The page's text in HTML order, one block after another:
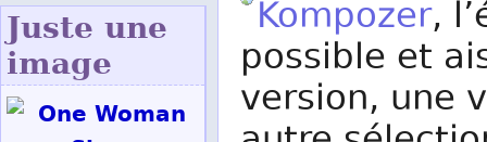
Kompozer,
possible et
version, une
Juste une
image